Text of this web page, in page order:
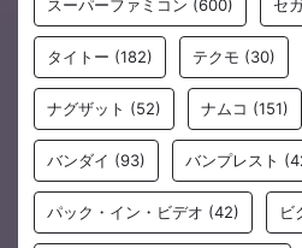
スーパーファミコン (600) セ
タイトー (182) テクモ (30)
ナグザット (52) ナムコ (151)
バンダイ (93) バンプレスト
パック・イン・ビデオ (42) ビ